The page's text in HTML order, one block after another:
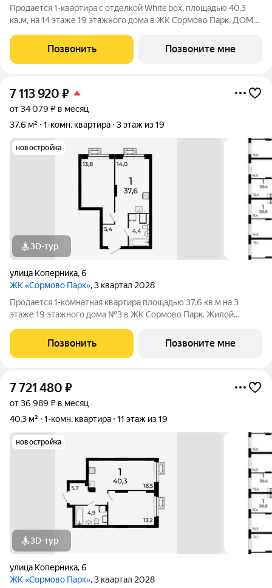
Продается 1-квартира с отделкой White box, площадью 40,3
кв.м, на 14 этаже 19 этажного дома в ЖК Сормово Парк. ДОМ
ипотека - оплата наличными - дистанционная покупка - трейд-
ин ЖК "Сормово Парк"
Позвонить Позвоните мне
7 113 920 ₽
от 34 079 ₽ в месяц
37,6 м²
1-комн. квартира 3 этаж из 19
новостройка
3D-тур
улица Коперника,6
ЖК «Сормово Парк», 3 квартал 2028
Продается 1-комнатная квартира площадью 37,6 кв.м на 3
этаже 19 этажного дома №3 в ЖК Сормово Парк. Жилой
центральной локации Сормовского района Нижнего
Новгорода. В окружении комплекса Сормовский
Позвонить Позвоните мне
7 721 480 ₽
от 36 989 ₽ в месяц
40,3 м²
1-комн. квартира 11 этаж из 19
новостройка
3D-тур
улица Коперника,6
ЖК «Сормово Парк», 3 квартал 2028